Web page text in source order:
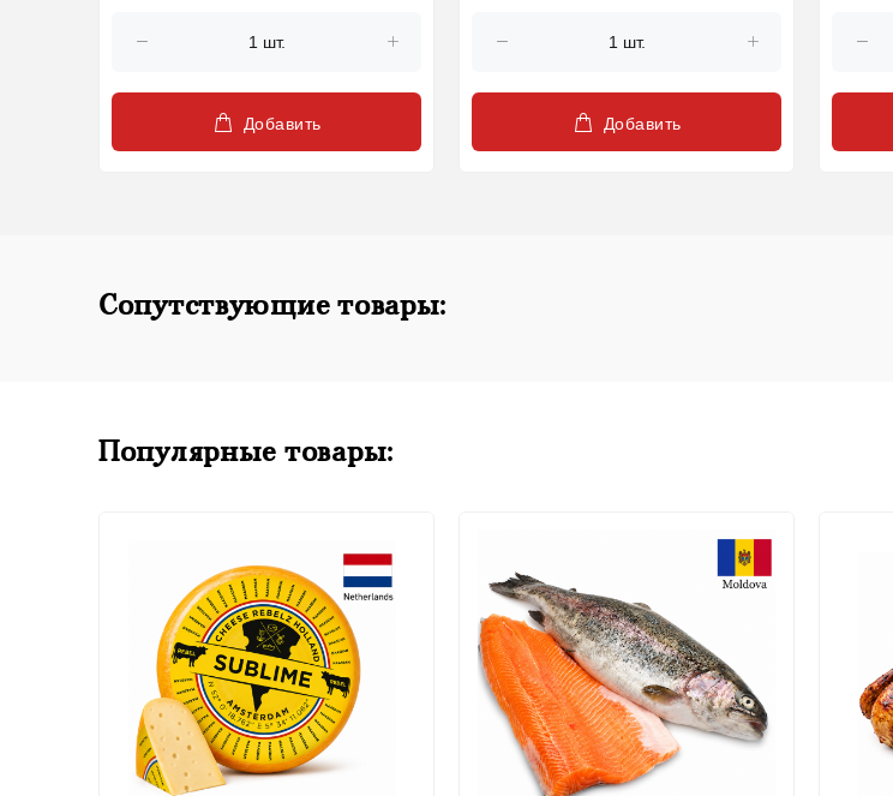
Добавить Добавить
Сопутствующие товары:
Популярные товары: